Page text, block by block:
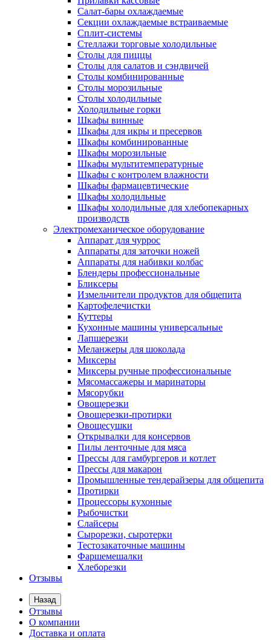
Салат-бары охлаждаемые
Секции охлаждаемые встраиваемые
Сплит-системы
Стеллажи торговые холодильные
Столы для пиццы
Столы для салатов и сэндвичей
Столы комбинированные
Столы морозильные
Столы холодильные
Холодильные горки
Шкафы винные
Шкафы для икры и пресервов
Шкафы комбинированные
Шкафы морозильные
Шкафы мультитемпературные
Шкафы с контролем влажности
Шкафы фармацевтические
Шкафы холодильные
Шкафы холодильные для хлебопекарных
производств
Электрoмеханическое оборудование
Аппарат для чуррос
Аппараты для заточки ножей
Аппараты для набивки колбас
Блендеры профессиональные
Бликсеры
Измельчители продуктов для общепита
Картофелечистки
Куттеры
Кухонные машины универсальные
Лапшерезки
Меланжеры для шоколада
Миксеры
Миксеры ручные профессиональные
Мясомассажеры и маринаторы
Мясорубки
Овощерезки
Овощерезки-протирки
Овощесушки
Открывалки для консервов
Пилы ленточные для мяса
Прессы для гамбургеров и котлет
Прессы для макарон
Промышленные тендерайзеры для общепита
Протирки
Процессоры кухонные
Рыбочистки
Слайсеры
Сырорезки, сыротерки
Тестозакаточные машины
Фаршемешалки
Хлеборезки
Отзывы
Назад
Отзывы
О компании
Доставка и оплата